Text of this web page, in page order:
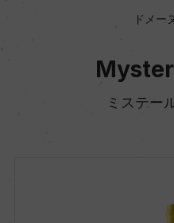
ドメー
ミステー